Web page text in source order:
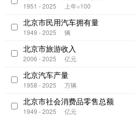
1951 - 2025 上年=100
北京市民用汽车拥有量
1949 - 2025 辆
北京市旅游收入
2006 - 2025 亿元
北京汽车产量
1958 - 2025 万辆
北京市社会消费品零售总额
1949 - 2025 亿元